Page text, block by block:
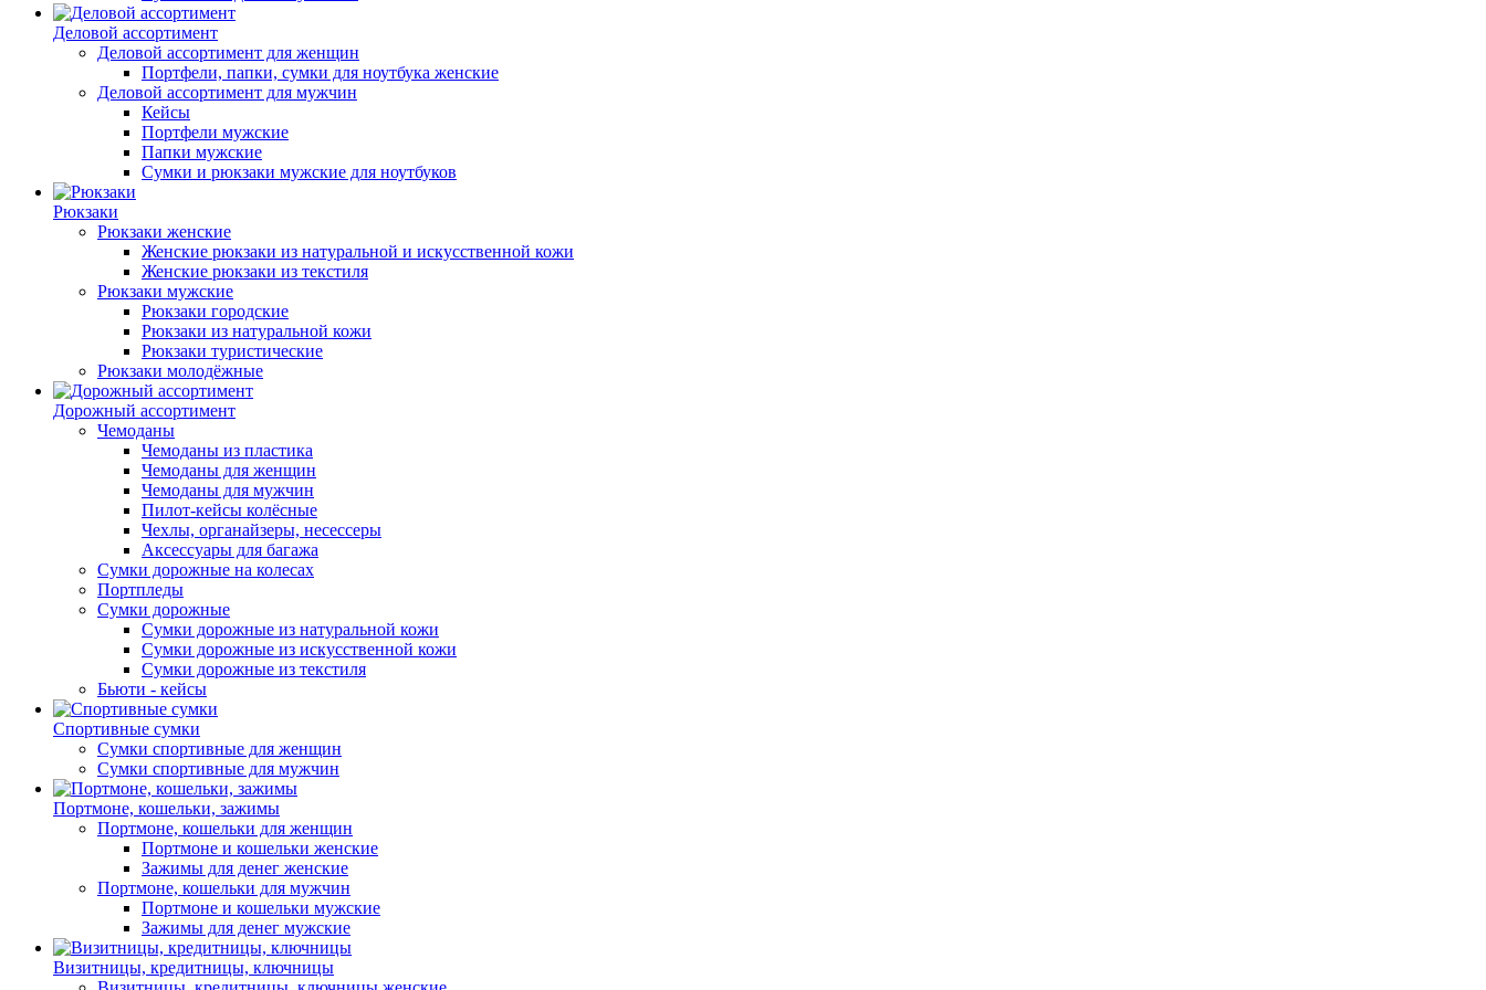
Деловой ассортимент
Деловой ассортимент для женщин
Портфели, папки, сумки для ноутбука женские
Деловой ассортимент для мужчин
Кейсы
Портфели мужские
Папки мужские
Сумки и рюкзаки мужские для ноутбуков
Рюкзаки
Рюкзаки женские
Женские рюкзаки из натуральной и искусственной кожи
Женские рюкзаки из текстиля
Рюкзаки мужские
Рюкзаки городские
Рюкзаки из натуральной кожи
Рюкзаки туристические
Рюкзаки молодёжные
Дорожный ассортимент
Чемоданы
Чемоданы из пластика
Чемоданы для женщин
Чемоданы для мужчин
Пилот-кейсы колёсные
Чехлы, органайзеры, несессеры
Аксессуары для багажа
Сумки дорожные на колесах
Портпледы
Сумки дорожные
Сумки дорожные из натуральной кожи
Сумки дорожные из искусственной кожи
Сумки дорожные из текстиля
Бьюти - кейсы
Спортивные сумки
Сумки спортивные для женщин
Сумки спортивные для мужчин
Портмоне, кошельки, зажимы
Портмоне, кошельки для женщин
Портмоне и кошельки женские
Зажимы для денег женские
Портмоне, кошельки для мужчин
Портмоне и кошельки мужские
Зажимы для денег мужские
Визитницы, кредитницы, ключницы